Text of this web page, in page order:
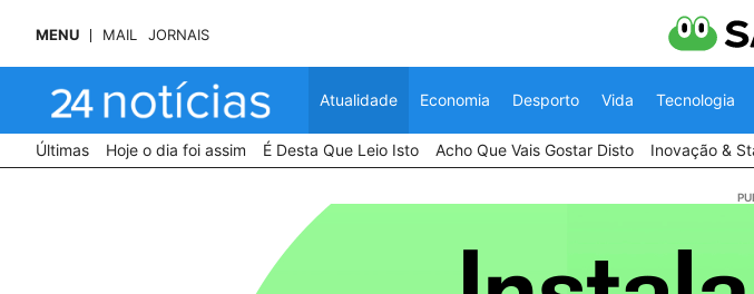
MENU MAIL JORNAIS
Atualidade Economia Desporto Vida Tecnologia
Últimas Hoje o dia foi assim É Desta Que Leio Isto Acho Que Vais Gostar Disto Inovação &